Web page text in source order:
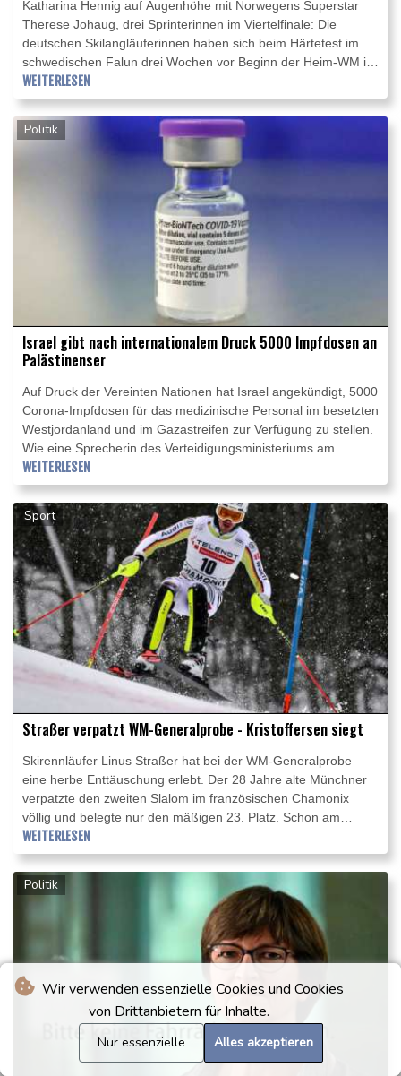
Wir verwenden essenzielle Cookies und Cookies
von Drittanbietern für Inhalte.
Nur essenzielle Alles akzeptieren
Katharina Hennig auf Augenhöhe mit Norwegens Superstar
Therese Johaug, drei Sprinterinnen im Viertelfinale: Die
deutschen Skilangläuferinnen haben sich beim Härtetest im
schwedischen Falun drei Wochen vor Beginn der Heim-WM in
Oberstdorf (23. Februar bis 7. März) in starker Form
präsentiert. Für das Spitzenergebnis sorgte Hennig
(Oberwiesenthal), die im Klassik-Massenstart am Samstag als
Vierte nur hauchdünn das Podest verpasste.
WEITERLESEN
Politik
Israel gibt nach internationalem Druck 5000 Impfdosen an
Palästinenser
Auf Druck der Vereinten Nationen hat Israel angekündigt, 5000
Corona-Impfdosen für das medizinische Personal im besetzten
Westjordanland und im Gazastreifen zur Verfügung zu stellen.
Wie eine Sprecherin des Verteidigungsministeriums am
Sonntag der Nachrichtenagentur AFP bestätigte, stammen die
Impfstoffe aus israelischen Beständen. Das Ministerium
nannte keine Gründe für die Lieferung an die palästinensische
Autonomieverwaltung.
WEITERLESEN
Sport
Straßer verpatzt WM-Generalprobe - Kristoffersen siegt
Skirennläufer Linus Straßer hat bei der WM-Generalprobe
eine herbe Enttäuschung erlebt. Der 28 Jahre alte Münchner
verpatzte den zweiten Slalom im französischen Chamonix
völlig und belegte nur den mäßigen 23. Platz. Schon am
Samstag war Straßer nur 17. geworden.
WEITERLESEN
Politik